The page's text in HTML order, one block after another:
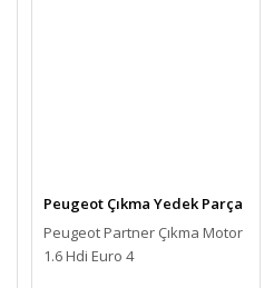
Peugeot Çıkma Yedek Parça
Peugeot Partner Çıkma Motor
1.6 Hdi Euro 4